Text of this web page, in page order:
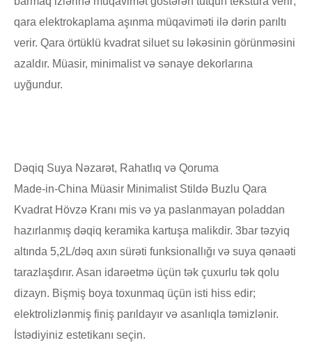
qara elektrokaplama aşınma müqaviməti ilə dərin parıltı
verir. Qara örtüklü kvadrat siluet su ləkəsinin görünməsini
azaldır. Müasir, minimalist və sənaye dekorlarına
uyğundur.
Dəqiq Suya Nəzarət, Rahatlıq və Qoruma
Made-in-China Müasir Minimalist Stildə Buzlu Qara
Kvadrat Hövzə Kranı mis və ya paslanmayan poladdan
hazırlanmış dəqiq keramika kartuşa malikdir. 3bar təzyiq
altında 5,2L/dəq axın sürəti funksionallığı və suya qənaəti
tarazlaşdırır. Asan idarəetmə üçün tək çuxurlu tək qolu
dizayn. Bişmiş boya toxunmaq üçün isti hiss edir;
elektrolizlənmiş finiş parıldayır və asanlıqla təmizlənir.
İstədiyiniz estetikanı seçin.